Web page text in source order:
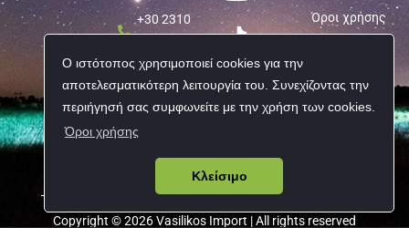
Ο ιστότοπος χρησιμοποιεί cookies για την
αποτελεσματικότερη λειτουργία του. Συνεχίζοντας την
περιήγησή σας συμφωνείτε με την χρήση των cookies.
Όροι χρήσης
Κλείσιμο
+30 2310
info@vasilikos-
import.gr
Όροι χρήσης
Copyright © 2026 Vasilikos Import | All rights reserved